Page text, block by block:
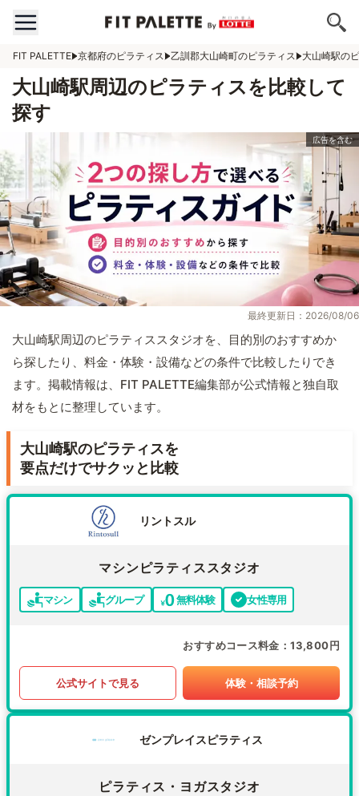
FIT PALETTE 京都府のピラティス 乙訓郡大山崎町のピラティス 大山崎駅の
大山崎駅周辺のピラティスを比較して
探す
最終更新日：2026/08/06
大山崎駅周辺のピラティススタジオを、目的別のおすすめか
ら探したり、料金・体験・設備などの条件で比較したりでき
ます。掲載情報は、FIT PALETTE編集部が公式情報と独自取
材をもとに整理しています。
大山崎駅のピラティスを
要点だけでサクッと比較
リントスル
マシンピラティススタジオ
マシン グループ 無料体験 女性専用
おすすめコース料金 13,800円
公式サイトで見る 体験・相談予約
ゼンプレイスピラティス
ピラティス・ヨガスタジオ